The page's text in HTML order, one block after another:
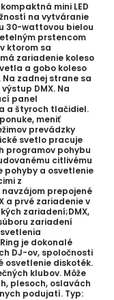
mini LED
na vytváranie
30-wattovou bielou
prstencom
ktorom sa
má zariadenie koleso
a gobo koleso
zadnej strane sa
DMX. Na
panel
a štyroch tlačidiel.
meniť
prevádzky
svetlo pracuje
programov pohybu
citlivému
pohyby a osvetlenie
z
prepojené
a prvé zariadenie v
zariadení;DMX,
zariadení
je dokonalé
DJ-ov, spoločnosti
osvetlenie diskoték.
klubov. Môže
plesoch, oslavách
podujatí. Typ: